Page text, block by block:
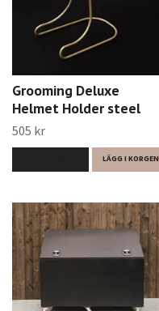
Grooming Deluxe
Helmet Holder steel
505 kr
LÄGG I KORGEN